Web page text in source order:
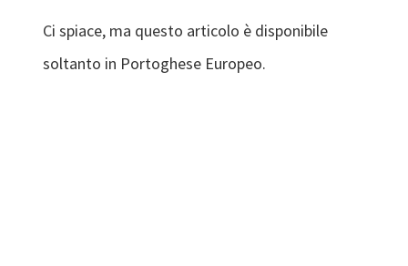
Ci spiace, ma questo articolo è disponibile
soltanto in Portoghese Europeo.